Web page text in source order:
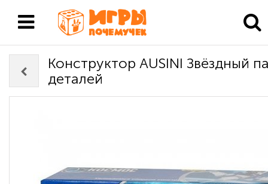
Конструктор AUSINI Звёздный
деталей